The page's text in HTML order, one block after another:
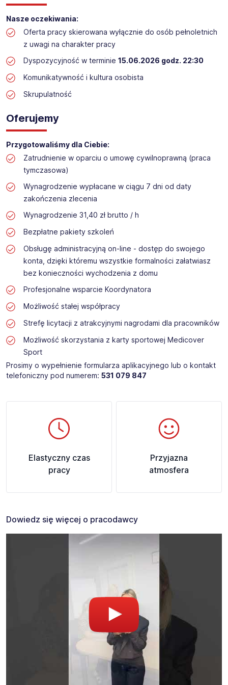
Nasze oczekiwania:
Oferta pracy skierowana wyłącznie do osób pełnoletnich
z uwagi na charakter pracy
Dyspozycyjność w terminie 15.06.2026 godz. 22:30
Komunikatywność i kultura osobista
Skrupulatność
Oferujemy
Przygotowaliśmy dla Ciebie:
Zatrudnienie w oparciu o umowę cywilnoprawną (praca
tymczasowa)
Wynagrodzenie wypłacane w ciągu 7 dni od daty
zakończenia zlecenia
Wynagrodzenie 31,40 zł brutto / h
Bezpłatne pakiety szkoleń
Obsługę administracyjną on-line - dostęp do swojego
konta, dzięki któremu wszystkie formalności załatwiasz
bez konieczności wychodzenia z domu
Profesjonalne wsparcie Koordynatora
Możliwość stałej współpracy
Strefę licytacji z atrakcyjnymi nagrodami dla pracowników
Możliwość skorzystania z karty sportowej Medicover
Sport
Prosimy o wypełnienie formularza aplikacyjnego lub o kontakt
telefoniczny pod numerem: 531 079 847
Elastyczny czas
pracy
Przyjazna
atmosfera
Dowiedz się więcej o pracodawcy